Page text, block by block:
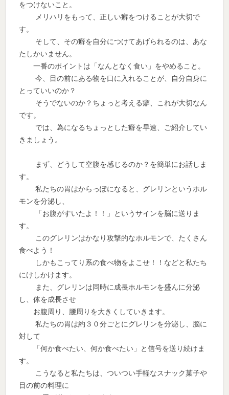
をつけないこと。
メリハリをもって、正しい癖をつけることが大切で
す。
そして、その癖を自分につけてあげられるのは、あな
たしかいません。
一番のポイントは「なんとなく食い」をやめること。
今、目の前にある物を口に入れることが、自分自身に
とっていいのか？
そうでないのか？ちょっと考える癖、これが大切なん
です。
では、為になるちょっとした癖を早速、ご紹介してい
きましょう。
まず、どうして空腹を感じるのか？を簡単にお話しま
す。
私たちの胃はからっぽになると、グレリンというホル
モンを分泌し、
「お腹がすいたよ！！」というサインを脳に送りま
す。
このグレリンはかなり攻撃的なホルモンで、たくさん
食べよう！
しかもこってり系の食べ物をよこせ！！などと私たち
にけしかけます。
また、グレリンは同時に成長ホルモンを盛んに分泌
し、体を成長させ
お腹周り、腰周りを大きくしていきます。
私たちの胃は約３０分ごとにグレリンを分泌し、脳に
対して
「何か食べたい、何か食べたい」と信号を送り続けま
す。
こうなると私たちは、ついつい手軽なスナック菓子や
目の前の料理に